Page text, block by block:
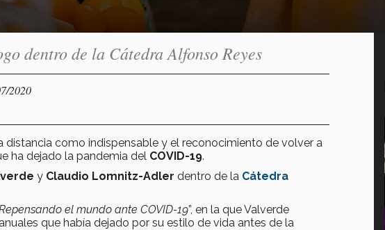
dentro de la Cátedra Alfonso Reyes
2020
como indispensable y el reconocimiento de volver a
ha dejado la pandemia del COVID-19.
y Claudio Lomnitz-Adler dentro de la Cátedra
el mundo ante COVID-19”, en la que Valverde
que había dejado por su estilo de vida antes de la